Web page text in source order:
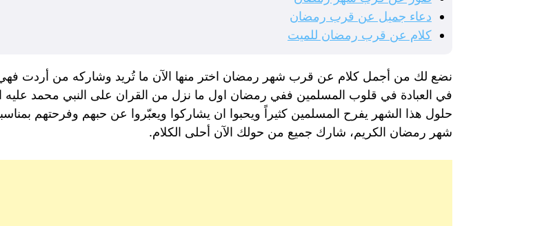
دعاء جميل عن قرب رمضان
كلام عن قرب رمضان للميت
نضع لك من أجمل كلام عن قرب شهر رمضان اختر منها الآن ما تُريد وشاركه من أردت
في العبادة في قلوب المسلمين ففي رمضان اول ما نزل من القران على النبي محمد عليه
حلول هذا الشهر يفرح المسلمين كثيراً ويحبوا ان يشاركوا ويعبّروا عن حبهم وفرحتهم
شهر رمضان الكريم، شارك جميع من حولك الآن أحلى الكلام.